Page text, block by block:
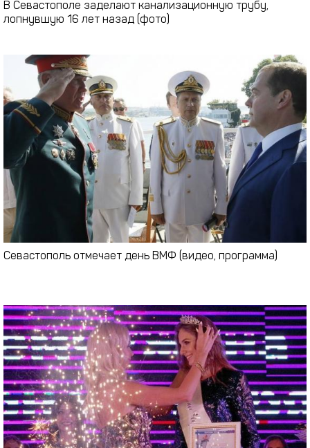
В Севастополе заделают канализационную трубу,
лопнувшую 16 лет назад (фото)
Севастополь отмечает день ВМФ (видео, программа)